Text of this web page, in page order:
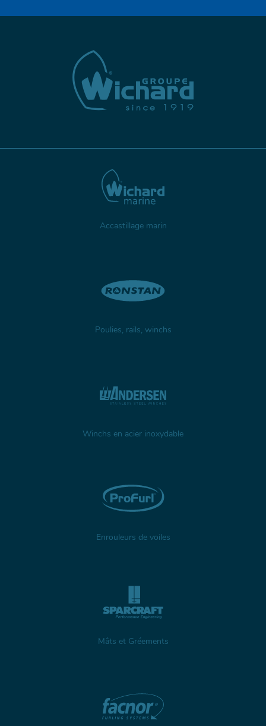
Accastillage marin
Poulies, rails, winchs
Winchs en acier inoxydable
Enrouleurs de voiles
Mâts et Gréements